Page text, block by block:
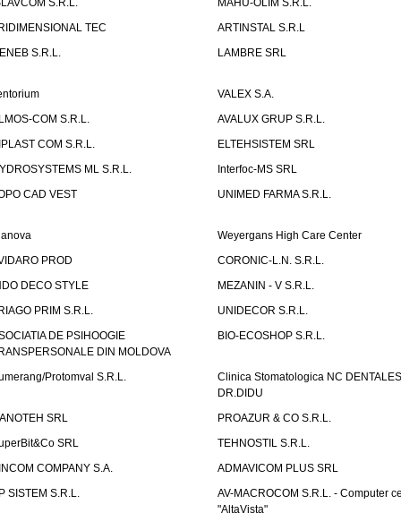
S.R.L.
MAHU-OLIM S.R.L.
TEC
ARTINSTAL S.R.L
S.R.L.
LAMBRE SRL
VALEX S.A.
COM S.R.L.
AVALUX GRUP S.R.L.
COM S.R.L.
ELTEHSISTEM SRL
ML S.R.L.
Interfoc-MS SRL
CAD VEST
UNIMED FARMA S.R.L.
Weyergans High Care Center
PROD
CORONIC-L.N. S.R.L.
DECO STYLE
MEZANIN - V S.R.L.
PRIM S.R.L.
UNIDECOR S.R.L.
DE PSIHOOGIE
DIN MOLDOVA
BIO-ECOSHOP S.R.L.
Protomval S.R.L.
Clinica Stomatologica NC DENTALES
DR.DIDU
SRL
PROAZUR & CO S.R.L.
SRL
TEHNOSTIL S.R.L.
COMPANY S.A.
ADMAVICOM PLUS SRL
SISTEM S.R.L.
AV-MACROCOM S.R.L. - Computer
"AltaVista"